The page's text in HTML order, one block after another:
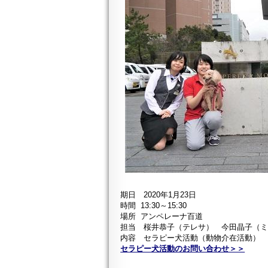
期日 2020年1月23日
時間 13:30～15:30
場所 アンペレーナ百道
担当 桜井恭子（テレサ） 今田晶子（
内容 セラピー犬活動（動物介在活動）
セラピー犬活動のお問い合わせ＞＞